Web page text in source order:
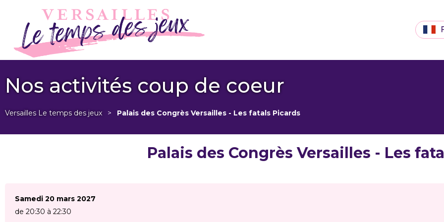
Nos activités coup de coeur
Versailles Le temps des jeux > Palais des Congrès Versailles - Les fatals Picards
Palais des Congrès Versailles - Les
Samedi 20 mars 2027
de 20:30 à 22:30